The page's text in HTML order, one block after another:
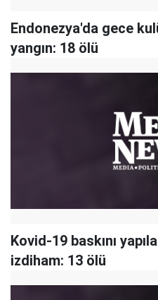
Endonezya'da gece
yangın: 18 ölü
Kovid-19 baskını
izdiham: 13 ölü